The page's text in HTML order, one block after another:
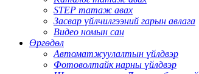
STEP татаж авах
Засвар үйлчилгээний гарын авлага
Видео номын сан
Өргөдөл
Автоматжуулалтын үйлдвэр
Фотоволтайк нарны үйлдвэр